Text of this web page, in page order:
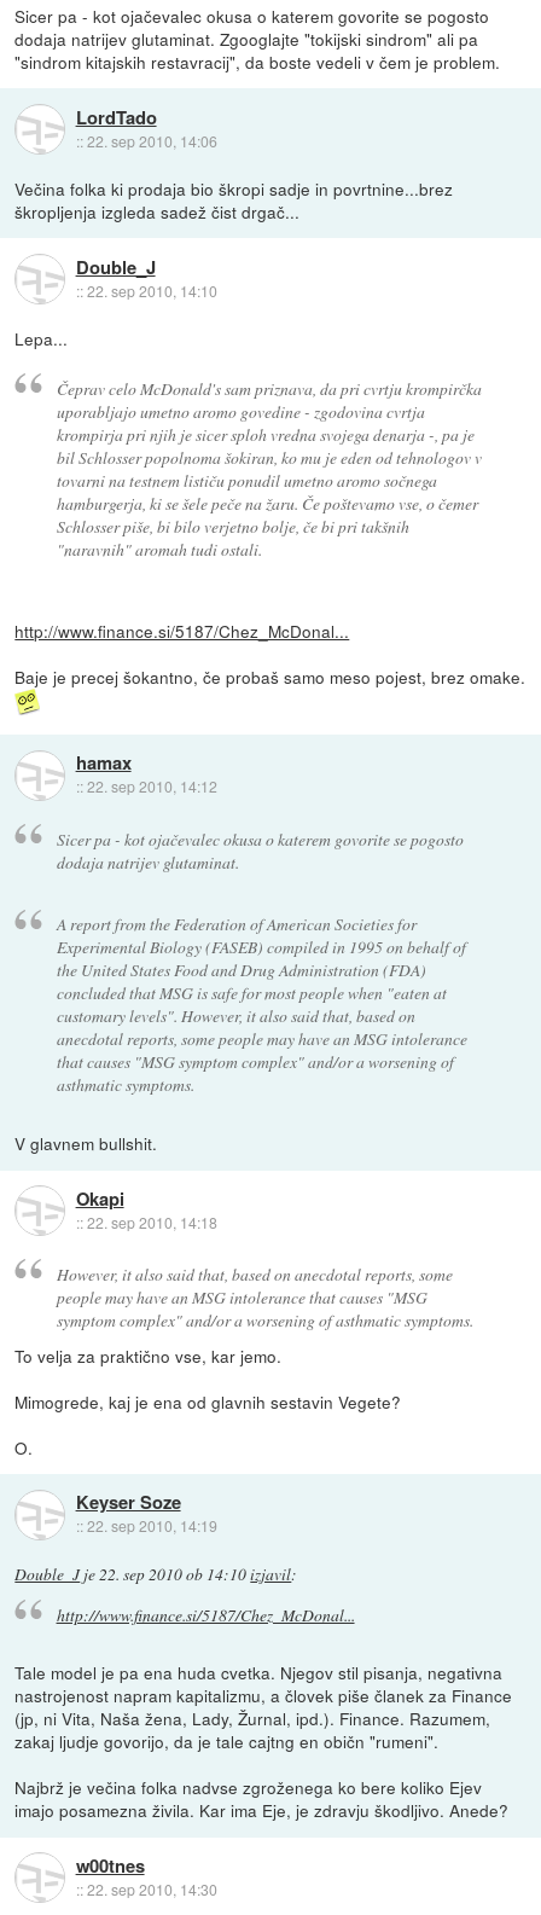
Sicer pa - kot ojačevalec okusa o katerem govorite se pogosto
dodaja natrijev glutaminat. Zgooglajte "tokijski sindrom" ali pa
"sindrom kitajskih restavracij", da boste vedeli v čem je problem.
LordTado
::22. sep 2010, 14:06
Večina folka ki prodaja bio škropi sadje in povrtnine...brez
škropljenja izgleda sadež čist drgač...
Double_J
::22. sep 2010, 14:10
Lepa...
Čeprav celo McDonald's sam priznava, da pri cvrtju krompirčka
uporabljajo umetno aromo govedine - zgodovina cvrtja
krompirja pri njih je sicer sploh vredna svojega denarja -, pa je
bil Schlosser popolnoma šokiran, ko mu je eden od tehnologov v
tovarni na testnem lističu ponudil umetno aromo sočnega
hamburgerja, ki se šele peče na žaru. Če poštevamo vse, o čemer
Schlosser piše, bi bilo verjetno bolje, če bi pri takšnih
"naravnih" aromah tudi ostali.
http://www.finance.si/5187/Chez_McDonal...
Baje je precej šokantno, če probaš samo meso pojest, brez omake.
hamax
::22. sep 2010, 14:12
Sicer pa - kot ojačevalec okusa o katerem govorite se pogosto
dodaja natrijev glutaminat.
A report from the Federation of American Societies for
Experimental Biology (FASEB) compiled in 1995 on behalf of
the United States Food and Drug Administration (FDA)
concluded that MSG is safe for most people when "eaten at
customary levels". However, it also said that, based on
anecdotal reports, some people may have an MSG intolerance
that causes "MSG symptom complex" and/or a worsening of
asthmatic symptoms.
V glavnem bullshit.
Okapi
::22. sep 2010, 14:18
However, it also said that, based on anecdotal reports, some
people may have an MSG intolerance that causes "MSG
symptom complex" and/or a worsening of asthmatic symptoms.
To velja za praktično vse, kar jemo.
Mimogrede, kaj je ena od glavnih sestavin Vegete?
O.
Keyser Soze
::22. sep 2010, 14:19
Double_Jje22. sep 2010 ob 14:10izjavil:
http://www.finance.si/5187/Chez_McDonal...
Tale model je pa ena huda cvetka. Njegov stil pisanja, negativna
nastrojenost napram kapitalizmu, a človek piše članek za Finance
(jp, ni Vita, Naša žena, Lady, Žurnal, ipd.). Finance. Razumem,
zakaj ljudje govorijo, da je tale cajtng en običn "rumeni".
Najbrž je večina folka nadvse zgroženega ko bere koliko Ejev
imajo posamezna živila. Kar ima Eje, je zdravju škodljivo. Anede?
w00tnes
::22. sep 2010, 14:30